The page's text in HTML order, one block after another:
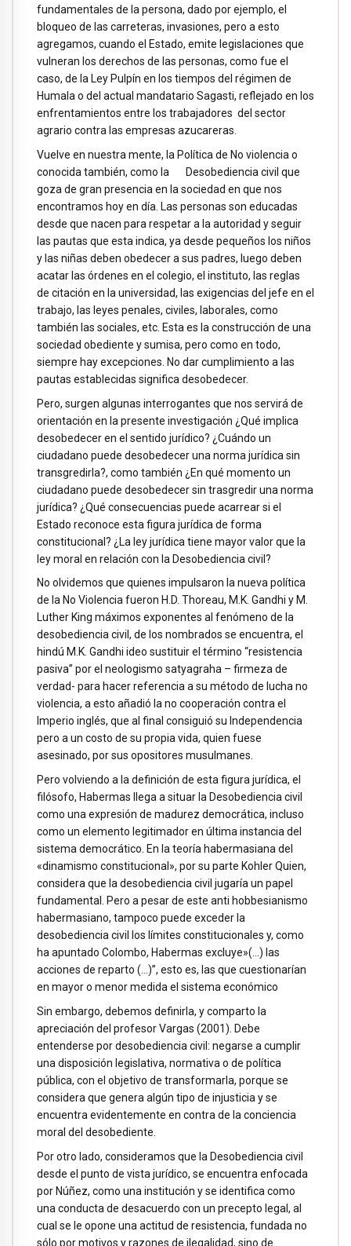
fundamentales de la persona, dado por ejemplo, el
bloqueo de las carreteras, invasiones, pero a esto
agregamos, cuando el Estado, emite legislaciones que
vulneran los derechos de las personas, como fue el
caso, de la Ley Pulpín en los tiempos del régimen de
Humala o del actual mandatario Sagasti, reflejado en los
enfrentamientos entre los trabajadores del sector
agrario contra las empresas azucareras.
Vuelve en nuestra mente, la Política de No violencia o
conocida también, como la Desobediencia civil que
goza de gran presencia en la sociedad en que nos
encontramos hoy en día. Las personas son educadas
desde que nacen para respetar a la autoridad y seguir
las pautas que esta indica, ya desde pequeños los niños
y las niñas deben obedecer a sus padres, luego deben
acatar las órdenes en el colegio, el instituto, las reglas
de citación en la universidad, las exigencias del jefe en el
trabajo, las leyes penales, civiles, laborales, como
también las sociales, etc. Esta es la construcción de una
sociedad obediente y sumisa, pero como en todo,
siempre hay excepciones. No dar cumplimiento a las
pautas establecidas significa desobedecer.
Pero, surgen algunas interrogantes que nos servirá de
orientación en la presente investigación ¿Qué implica
desobedecer en el sentido jurídico? ¿Cuándo un
ciudadano puede desobedecer una norma jurídica sin
transgredirla?, como también ¿En qué momento un
ciudadano puede desobedecer sin trasgredir una norma
jurídica? ¿Qué consecuencias puede acarrear si el
Estado reconoce esta figura jurídica de forma
constitucional? ¿La ley jurídica tiene mayor valor que la
ley moral en relación con la Desobediencia civil?
No olvidemos que quienes impulsaron la nueva política
de la No Violencia fueron H.D. Thoreau, M.K. Gandhi y M.
Luther King máximos exponentes al fenómeno de la
desobediencia civil, de los nombrados se encuentra, el
hindú M.K. Gandhi ideo sustituir el término “resistencia
pasiva” por el neologismo satyagraha – firmeza de
verdad- para hacer referencia a su método de lucha no
violencia, a esto añadió la no cooperación contra el
Imperio inglés, que al final consiguió su Independencia
pero a un costo de su propia vida, quien fuese
asesinado, por sus opositores musulmanes.
Pero volviendo a la definición de esta figura jurídica, el
filósofo, Habermas llega a situar la Desobediencia civil
como una expresión de madurez democrática, incluso
como un elemento legitimador en última instancia del
sistema democrático. En la teoría habermasiana del
«dinamismo constitucional», por su parte Kohler Quien,
considera que la desobediencia civil jugaría un papel
fundamental. Pero a pesar de este anti hobbesianismo
habermasiano, tampoco puede exceder la
desobediencia civil los límites constitucionales y, como
ha apuntado Colombo, Habermas excluye»(…) las
acciones de reparto (…)”, esto es, las que cuestionarían
en mayor o menor medida el sistema económico
Sin embargo, debemos definirla, y comparto la
apreciación del profesor Vargas (2001). Debe
entenderse por desobediencia civil: negarse a cumplir
una disposición legislativa, normativa o de política
pública, con el objetivo de transformarla, porque se
considera que genera algún tipo de injusticia y se
encuentra evidentemente en contra de la conciencia
moral del desobediente.
Por otro lado, consideramos que la Desobediencia civil
desde el punto de vista jurídico, se encuentra enfocada
por Núñez, como una institución y se identifica como
una conducta de desacuerdo con un precepto legal, al
cual se le opone una actitud de resistencia, fundada no
sólo por motivos y razones de ilegalidad, sino de